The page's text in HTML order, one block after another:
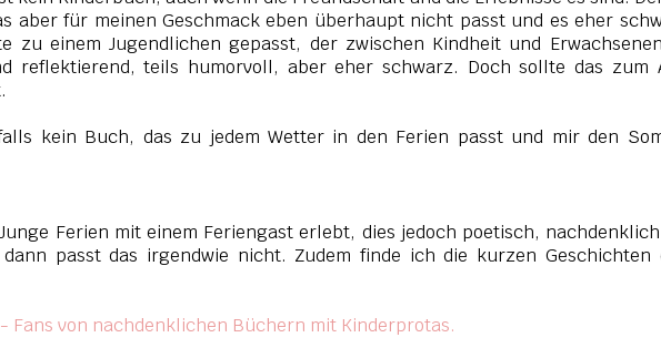
aber für meinen Geschmack eben überhaupt nicht passt und es eher
zu einem Jugendlichen gepasst, der zwischen Kindheit und
reflektierend, teils humorvoll, aber eher schwarz. Doch sollte das zum
kein Buch, das zu jedem Wetter in den Ferien passt und mir den
Ferien mit einem Feriengast erlebt, dies jedoch poetisch,
passt das irgendwie nicht. Zudem finde ich die kurzen Geschichten
- Fans von nachdenklichen Büchern mit Kinderprotas.